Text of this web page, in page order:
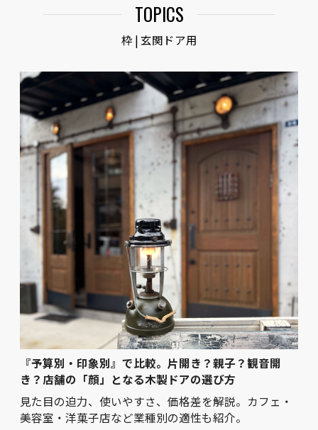
TOPICS
枠 | 玄関ドア用
『予算別・印象別』で比較。片開き？親子？観音開
き？店舗の「顔」となる木製ドアの選び方
見た目の迫力、使いやすさ、価格差を解説。カフェ・
美容室・洋菓子店など業種別の適性も紹介。